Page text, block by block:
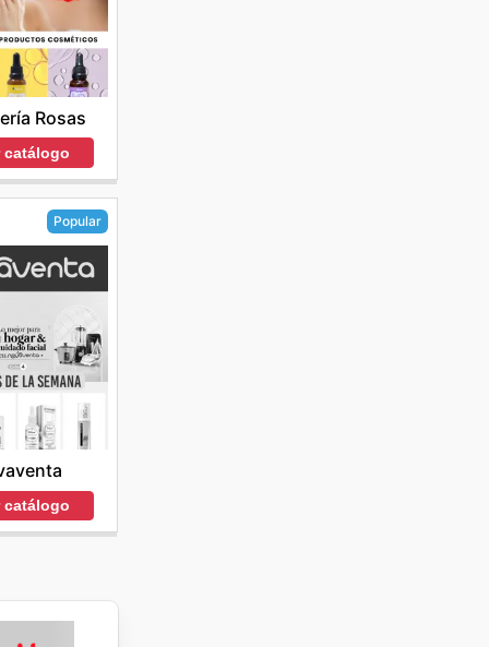
Rosas
catálogo
Popular
catálogo